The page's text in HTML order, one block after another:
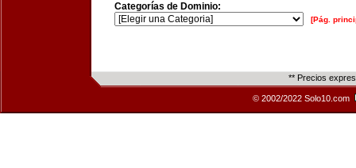
Categorías de Dominio:
[Pág.
** Precios
© 2002/2022 Solo10.com